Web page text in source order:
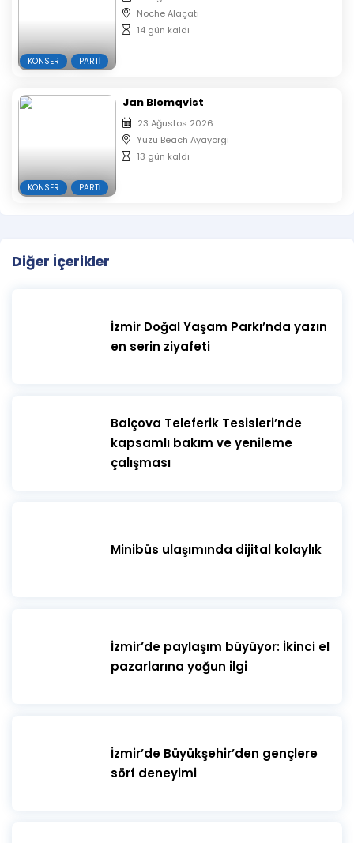
KONSER PARTI
Noche Alaçatı
14 gün kaldı
KONSER PARTI
Jan Blomqvist
23 Ağustos 2026
Yuzu Beach Ayayorgi
13 gün kaldı
Diğer İçerikler
İzmir Doğal Yaşam Parkı’nda yazın
en serin ziyafeti
​Balçova Teleferik Tesisleri’nde
kapsamlı bakım ve yenileme
çalışması
Minibüs ulaşımında dijital kolaylık
İzmir’de paylaşım büyüyor: İkinci el
pazarlarına yoğun ilgi
İzmir’de Büyükşehir’den gençlere
sörf deneyimi